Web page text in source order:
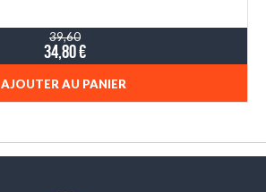
39,60
34,80 €
AJOUTER AU PANIER